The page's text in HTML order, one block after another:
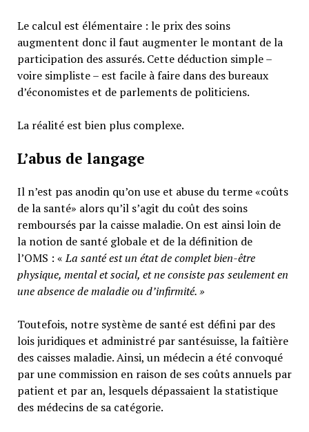
Le calcul est élémentaire : le prix des soins
augmentent donc il faut augmenter le montant de la
participation des assurés. Cette déduction simple –
voire simpliste – est facile à faire dans des bureaux
d’économistes et de parlements de politiciens.
La réalité est bien plus complexe.
L’abus de langage
Il n’est pas anodin qu’on use et abuse du terme «coûts
de la santé» alors qu’il s’agit du coût des soins
remboursés par la caisse maladie. On est ainsi loin de
la notion de santé globale et de la définition de
l’OMS : «La santé est un état de complet bien-être
physique, mental et social, et ne consiste pas seulement en
une absence de maladie ou d’infirmité.»
Toutefois, notre système de santé est défini par des
lois juridiques et administré par santésuisse, la faîtière
des caisses maladie. Ainsi, un médecin a été convoqué
par une commission en raison de ses coûts annuels par
patient et par an, lesquels dépassaient la statistique
des médecins de sa catégorie.